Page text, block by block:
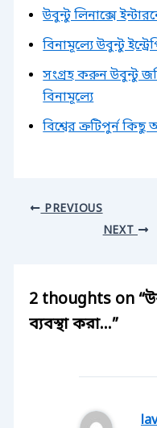
উবুন্টু লিনাক্সে
বিনামূল্যে উবুন্টু
সংগ্রহ করুন উবুন্টু
বিনামূল্যে
বিশ্বের ত্রুটিপুর্ন
PREVIOUS
NEXT
2 thoughts on
ব্যবস্থা করা…”